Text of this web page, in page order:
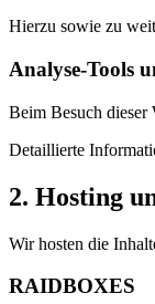
Hierzu sowie zu
Analyse-Tools
Beim Besuch dieser
Detaillierte
2. Hosting
Wir hosten die
RAIDBOXES